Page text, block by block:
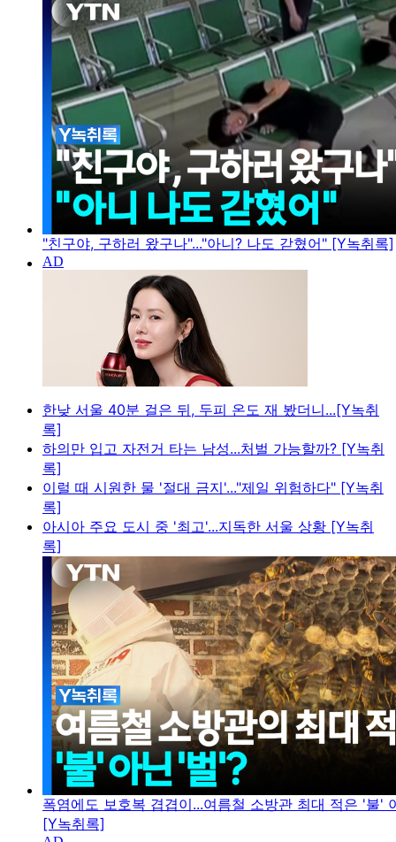
"친구야, 구하러 왔구나"..."아니? 나도 갇혔어" [Y녹취록]
한낮 서울 40분 걸은 뒤, 두피 온도 재 봤더니...[Y녹취
록]
하의만 입고 자전거 타는 남성...처벌 가능할까? [Y녹취
록]
이럴 때 시원한 물 '절대 금지'..."제일 위험하다" [Y녹취
록]
아시아 주요 도시 중 '최고'...지독한 서울 상황 [Y녹취
록]
폭염에도 보호복 겹겹이...여름철 소방관 최대 적은 '불'
[Y녹취록]